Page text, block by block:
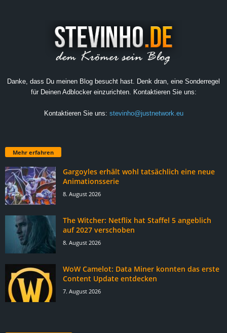
Danke, dass Du meinen Blog besucht hast. Denk dran, eine Sonderregel
für Deinen Adblocker einzurichten. Kontaktieren Sie uns:
Kontaktieren Sie uns: stevinho@justnetwork.eu
Mehr erfahren
Gargoyles erhält wohl tatsächlich eine neue
Animationsserie
8. August 2026
The Witcher: Netflix hat Staffel 5 angeblich
auf 2027 verschoben
8. August 2026
WoW Camelot: Data Miner konnten das erste
Content Update entdecken
7. August 2026